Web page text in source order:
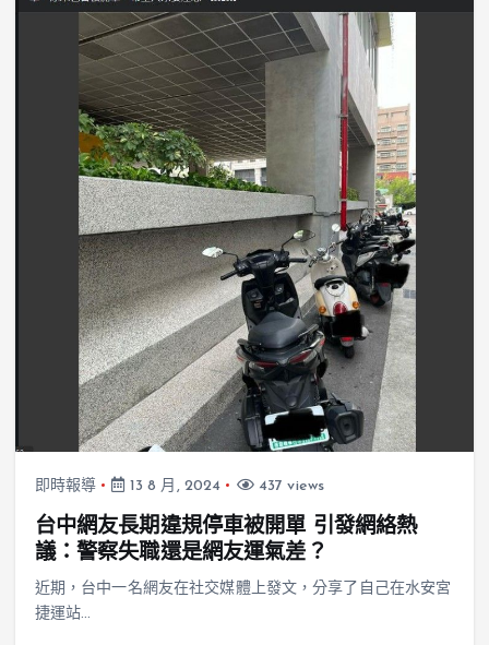
即時報導 13 8 月, 2024 437 views
台中網友長期違規停車被開單 引發網絡熱
議：警察失職還是網友運氣差？
近期，台中一名網友在社交媒體上發文，分享了自己在水安宮
捷運站…